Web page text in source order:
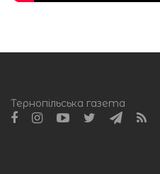
Тернопільська газета